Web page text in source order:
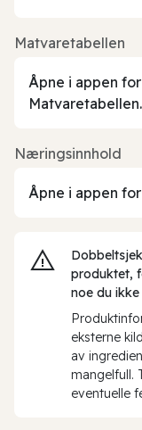
Matvaretabellen
Åpne i appen
Matvaretabellen.
Næringsinnhold
Åpne i appen
produktet,
noe du ikke
eksterne
av
mangelfull.
eventuelle